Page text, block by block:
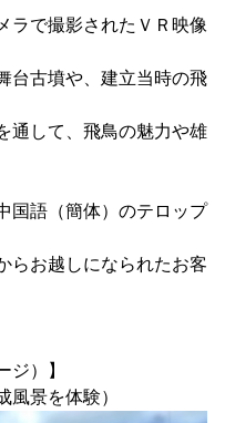
撮影されたＶＲ映像
古墳や、建立当時の飛
して、飛鳥の魅力や雄
（簡体）のテロップ
お越しになられたお客
ジ）】
風景を体験）